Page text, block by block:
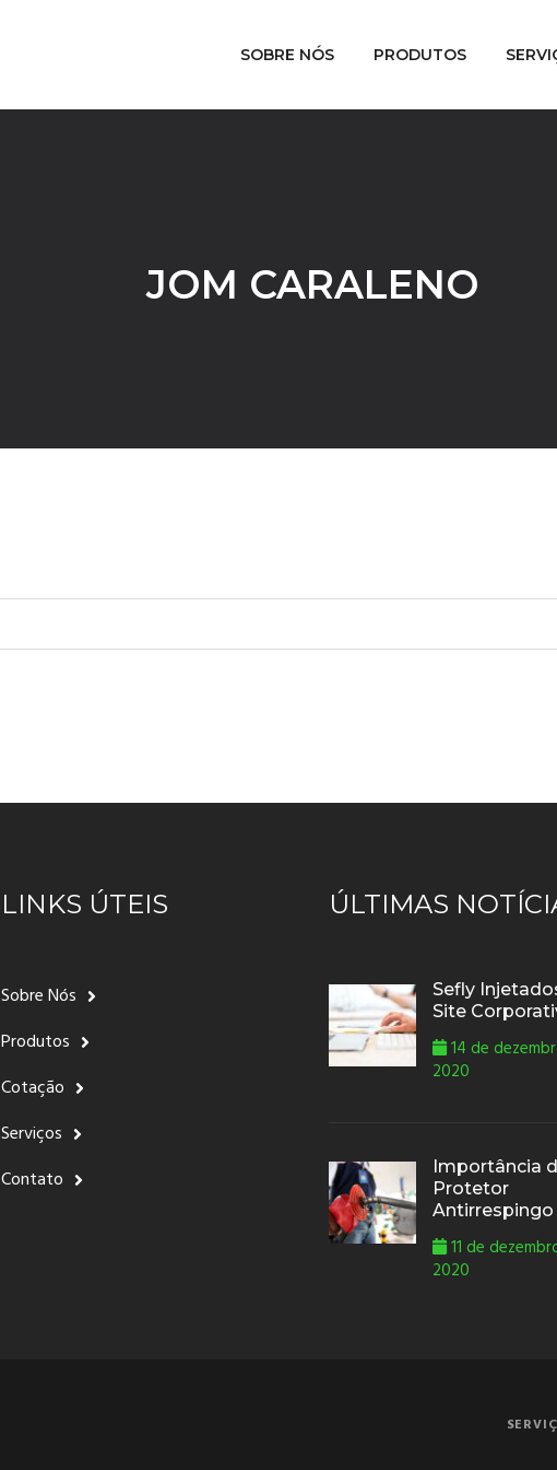
SOBRE NÓS PRODUTOS
JOM CARALENO
LINKS ÚTEIS
Sobre Nós
Produtos
Cotação
Serviços
Contato
ÚLTIMAS
Sefly
Site
14 de
2020
Importância
Protetor
Antirrespingo
11 de
2020